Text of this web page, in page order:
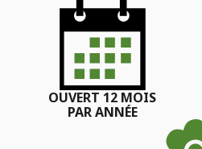
OUVERT 12 MOIS
PAR ANNÉE